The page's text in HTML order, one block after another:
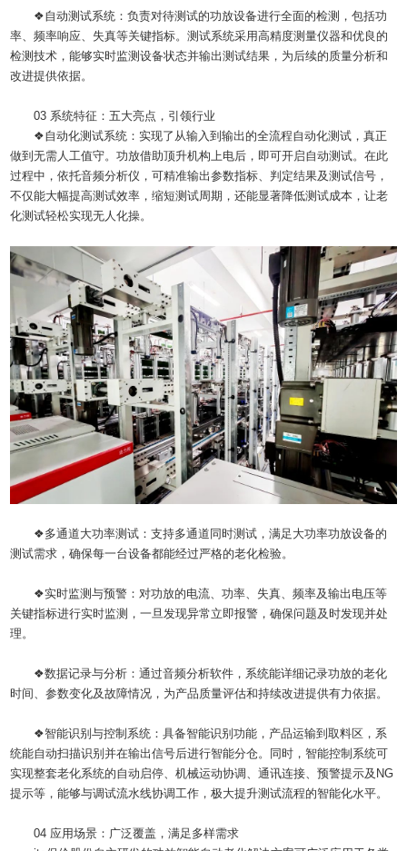
❖自动测试系统：负责对待测试的功放设备进行全面的检测，包括功
率、频率响应、失真等关键指标。测试系统采用高精度测量仪器和优良的
检测技术，能够实时监测设备状态并输出测试结果，为后续的质量分析和
改进提供依据。
03 系统特征：五大亮点，引领行业
❖自动化测试系统：实现了从输入到输出的全流程自动化测试，真正
做到无需人工值守。功放借助顶升机构上电后，即可开启自动测试。在此
过程中，依托音频分析仪，可精准输出参数指标、判定结果及测试信号，
不仅能大幅提高测试效率，缩短测试周期，还能显著降低测试成本，让老
化测试轻松实现无人化操。
❖多通道大功率测试：支持多通道同时测试，满足大功率功放设备的
测试需求，确保每一台设备都能经过严格的老化检验。
❖实时监测与预警：对功放的电流、功率、失真、频率及输出电压等
关键指标进行实时监测，一旦发现异常立即报警，确保问题及时发现并处
理。
❖数据记录与分析：通过音频分析软件，系统能详细记录功放的老化
时间、参数变化及故障情况，为产品质量评估和持续改进提供有力依据。
❖智能识别与控制系统：具备智能识别功能，产品运输到取料区，系
统能自动扫描识别并在输出信号后进行智能分仓。同时，智能控制系统可
实现整套老化系统的自动启停、机械运动协调、通讯连接、预警提示及NG
提示等，能够与调试流水线协调工作，极大提升测试流程的智能化水平。
04 应用场景：广泛覆盖，满足多样需求